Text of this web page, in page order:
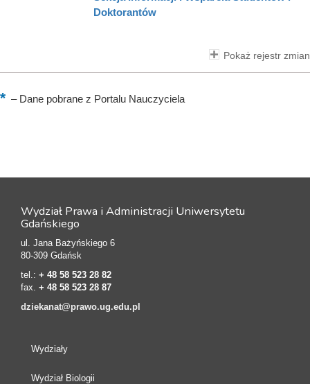
Doktorantów
Pokaż rejestr zmian
–Dane pobrane z Portalu Nauczyciela
Wydział Prawa i Administracji Uniwersytetu
Gdańskiego
ul. Jana Bażyńskiego 6
80-309 Gdańsk
tel.: + 48 58 523 28 82
fax. + 48 58 523 28 87
dziekanat@prawo.ug.edu.pl
Wydziały
Wydział Biologii